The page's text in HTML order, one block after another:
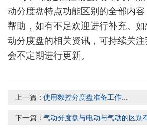
动分度盘特点功能区别的全部内
帮助，如有不足欢迎进行补充。
动分度盘的相关资讯，可持续关
会不定期进行更新。
上一篇：使用数控分度盘准备工作...
下一篇：气动分度盘与电动与气动的区别